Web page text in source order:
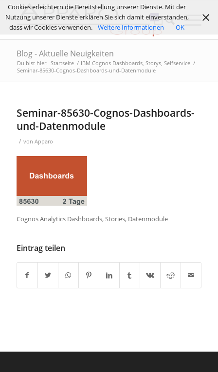
Blog - Aktuelle Neuigkeiten
Du bist hier: Startseite / IBM Cognos Dashboards, Storys, Selfservice /
Seminar-85630-Cognos-Dashboards-und-Datenmodule
Seminar-85630-Cognos-Dashboards-
und-Datenmodule
/ von Apparo
Cognos Analytics Dashboards, Stories, Datenmodule
Eintrag teilen
Cookies erleichtern die Bereitstellung unserer Dienste. Mit der
Nutzung unserer Dienste erklären Sie sich damit einverstanden,
dass wir Cookies verwenden.
Weitere Informationen OK